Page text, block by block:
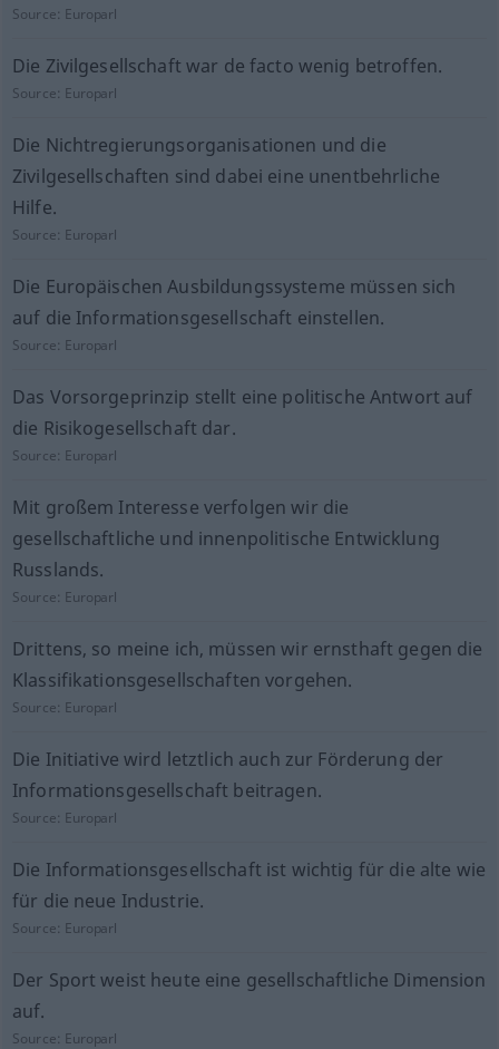
Source: Europarl
Die Zivilgesellschaft war de facto wenig betroffen.
Source: Europarl
Die Nichtregierungsorganisationen und die
Zivilgesellschaften sind dabei eine unentbehrliche
Hilfe.
Source: Europarl
Die Europäischen Ausbildungssysteme müssen sich
auf die Informationsgesellschaft einstellen.
Source: Europarl
Das Vorsorgeprinzip stellt eine politische Antwort auf
die Risikogesellschaft dar.
Source: Europarl
Mit großem Interesse verfolgen wir die
gesellschaftliche und innenpolitische Entwicklung
Russlands.
Source: Europarl
Drittens, so meine ich, müssen wir ernsthaft gegen die
Klassifikationsgesellschaften vorgehen.
Source: Europarl
Die Initiative wird letztlich auch zur Förderung der
Informationsgesellschaft beitragen.
Source: Europarl
Die Informationsgesellschaft ist wichtig für die alte wie
für die neue Industrie.
Source: Europarl
Der Sport weist heute eine gesellschaftliche Dimension
auf.
Source: Europarl